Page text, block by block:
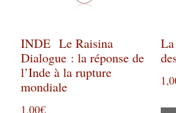
INDE Le Raisina
Dialogue : la réponse de
l’Inde à la rupture
mondiale
1,00€